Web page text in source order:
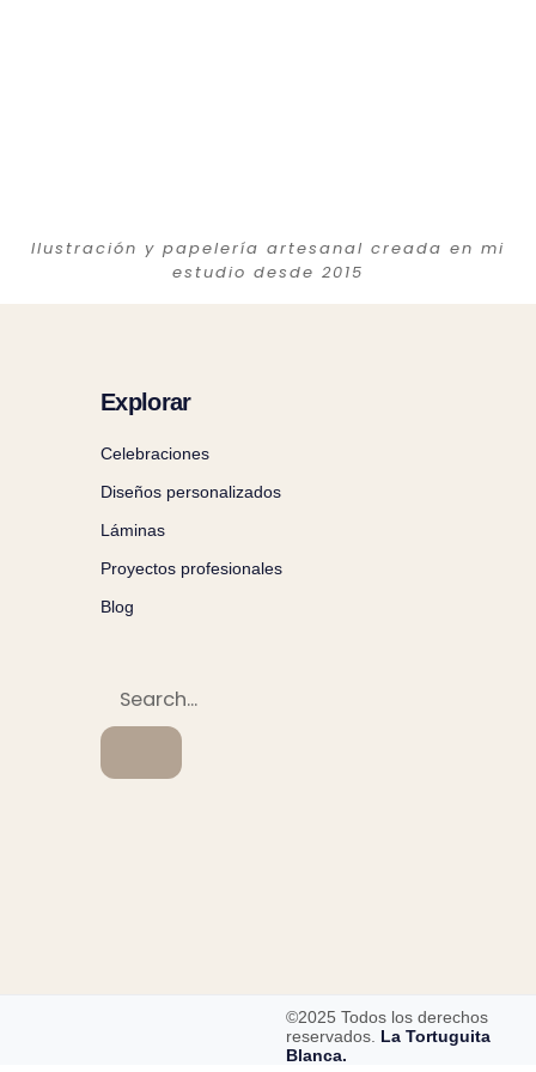
Ilustración y papelería artesanal creada en mi
estudio desde 2015
Explorar
Celebraciones
Diseños personalizados
Láminas
Proyectos profesionales
Blog
©2025 Todos los derechos
reservados. La Tortuguita
Blanca.